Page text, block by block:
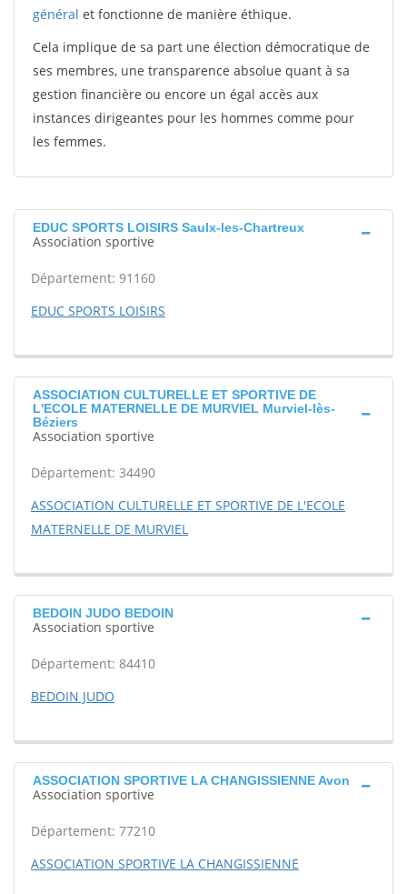
général et fonctionne de manière éthique.
Cela implique de sa part une élection démocratique de
ses membres, une transparence absolue quant à sa
gestion financière ou encore un égal accès aux
instances dirigeantes pour les hommes comme pour
les femmes.
EDUC SPORTS LOISIRS Saulx-les-Chartreux
Association sportive
Département: 91160
EDUC SPORTS LOISIRS
ASSOCIATION CULTURELLE ET SPORTIVE DE
L'ECOLE MATERNELLE DE MURVIEL Murviel-lès-
Béziers
Association sportive
Département: 34490
ASSOCIATION CULTURELLE ET SPORTIVE DE L'ECOLE
MATERNELLE DE MURVIEL
BEDOIN JUDO BEDOIN
Association sportive
Département: 84410
BEDOIN JUDO
ASSOCIATION SPORTIVE LA CHANGISSIENNE Avon
Association sportive
Département: 77210
ASSOCIATION SPORTIVE LA CHANGISSIENNE